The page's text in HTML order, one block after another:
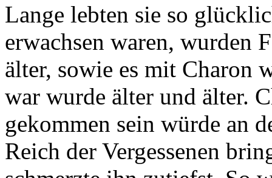
Lange lebten sie so
erwachsen waren, wurden
älter, sowie es mit Charon
war wurde älter und älter.
gekommen sein würde an
Reich der Vergessenen